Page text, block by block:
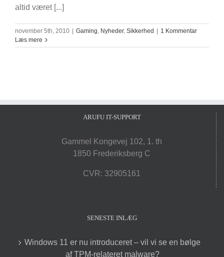
altid været [...]
november 5th, 2010 Gaming, Nyheder, Sikkerhed
1 Kommentar
Læs mere
ARUFU IT-SUPPORT
Gammel Kongevej 102, 1. th
1850 Frederiksberg C
CVR: 32905161
SENESTE INLÆG
Windows 11 er nu introduceret – vil vi se en bølge
af TPM-relateret malware?